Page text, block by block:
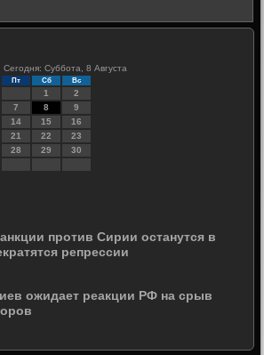
Сегодня: Суббота, 8 Августа
Пт Сб Вс
1
2
7 8
9
14 15
16
21 22
23
28 29
30
против Сирии останутся в
репрессии
ожидает реакции РФ на срыв